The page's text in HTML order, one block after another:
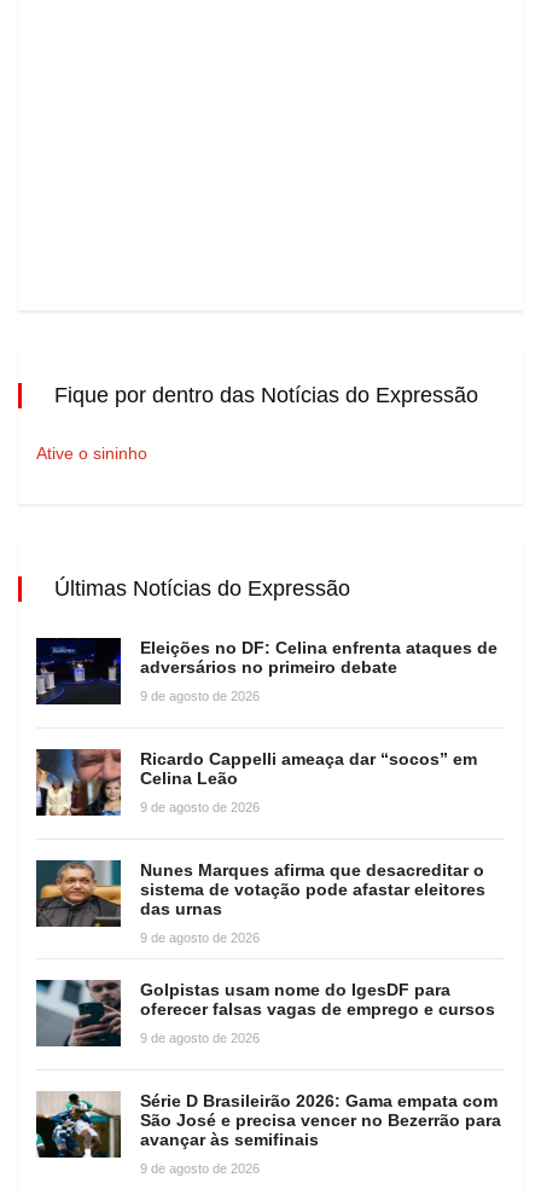
Fique por dentro das Notícias do Expressão
Ative o sininho
Últimas Notícias do Expressão
Eleições no DF: Celina enfrenta ataques de
adversários no primeiro debate
9 de agosto de 2026
Ricardo Cappelli ameaça dar “socos” em
Celina Leão
9 de agosto de 2026
Nunes Marques afirma que desacreditar o
sistema de votação pode afastar eleitores
das urnas
9 de agosto de 2026
Golpistas usam nome do IgesDF para
oferecer falsas vagas de emprego e cursos
9 de agosto de 2026
Série D Brasileirão 2026: Gama empata com
São José e precisa vencer no Bezerrão para
avançar às semifinais
9 de agosto de 2026